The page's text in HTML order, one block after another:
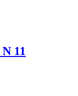
11